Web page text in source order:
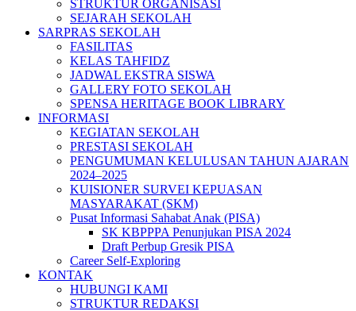
STRUKTUR ORGANISASI
SEJARAH SEKOLAH
SARPRAS SEKOLAH
FASILITAS
KELAS TAHFIDZ
JADWAL EKSTRA SISWA
GALLERY FOTO SEKOLAH
SPENSA HERITAGE BOOK LIBRARY
INFORMASI
KEGIATAN SEKOLAH
PRESTASI SEKOLAH
PENGUMUMAN KELULUSAN TAHUN AJARAN
2024–2025
KUISIONER SURVEI KEPUASAN
MASYARAKAT (SKM)
Pusat Informasi Sahabat Anak (PISA)
SK KBPPPA Penunjukan PISA 2024
Draft Perbup Gresik PISA
Career Self-Exploring
KONTAK
HUBUNGI KAMI
STRUKTUR REDAKSI